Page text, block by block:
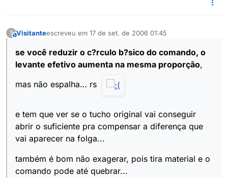
?This user is from outside of this forum
Visitanteescreveu em 17 de set. de 2006 01:45
última edição por
se você reduzir o c?rculo b?sico do comando, o
levante efetivo aumenta na mesma proporção,
mas não espalha… rs
e tem que ver se o tucho original vai conseguir
abrir o suficiente pra compensar a diferença que
vai aparecer na folga...
também é bom não exagerar, pois tira material e o
comando pode até quebrar...